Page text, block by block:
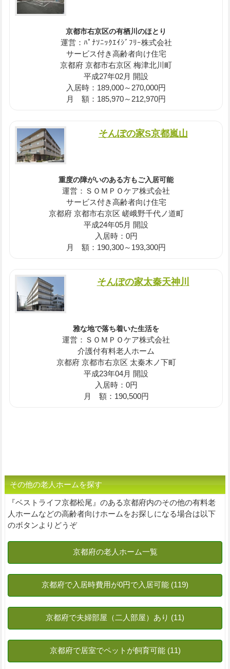
京都市右京区の有栖川のほとり
運営：ﾊﾟﾅｿﾆｯｸｴｲｼﾞﾌﾘｰ株式会社
サービス付き高齢者向け住宅
京都府 京都市右京区 梅津北川町
平成27年02月 開設
入居時：189,000～270,000円
月 額：185,970～212,970円
そんぽの家S京都嵐山
重度の障がいのある方もご入居可能
運営：ＳＯＭＰＯケア株式会社
サービス付き高齢者向け住宅
京都府 京都市右京区 嵯峨野千代ノ道町
平成24年05月 開設
入居時：0円
月 額：190,300～193,300円
そんぽの家太秦天神川
雅な地で落ち着いた生活を
運営：ＳＯＭＰＯケア株式会社
介護付有料老人ホーム
京都府 京都市右京区 太秦木ノ下町
平成23年04月 開設
入居時：0円
月 額：190,500円
その他の老人ホームを探す
『ベストライフ京都松尾』のある京都府内のその他の有料老
人ホームなどの高齢者向けホームをお探しになる場合は以下
のボタンよりどうぞ